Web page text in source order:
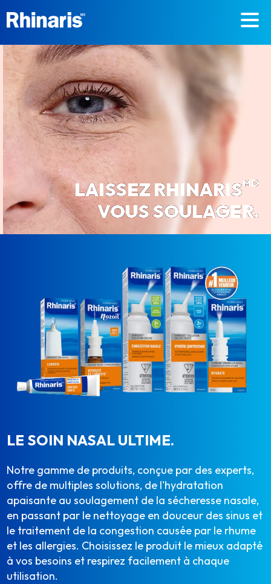
LAISSEZ RHINARISMD
VOUS SOULAGER.
LE SOIN NASAL ULTIME.
Notre gamme de produits, conçue par des experts,
offre de multiples solutions, de l'hydratation
apaisante au soulagement de la sécheresse nasale,
en passant par le nettoyage en douceur des sinus et
le traitement de la congestion causée par le rhume
et les allergies. Choisissez le produit le mieux adapté
à vos besoins et respirez facilement à chaque
utilisation.